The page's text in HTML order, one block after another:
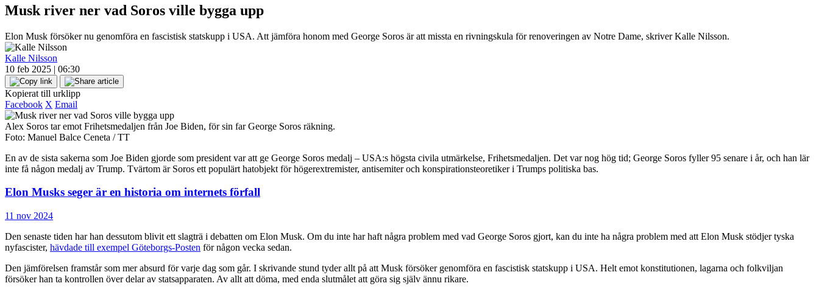
Musk river ner vad Soros ville bygga upp
Elon Musk försöker nu genomföra en fascistisk statskupp i USA. Att jämföra honom med George Soros är att missta en rivningskula för renoveringen av Notre Dame, skriver Kalle Nilsson.
Kalle Nilsson
10 feb 2025 | 06:30
Kopierat till urklipp
Facebook X Email
Alex Soros tar emot Frihetsmedaljen från Joe Biden, för sin far George Soros räkning.
Foto: Manuel Balce Ceneta / TT
En av de sista sakerna som Joe Biden gjorde som president var att ge George Soros medalj – USA:s högsta civila utmärkelse, Frihetsmedaljen. Det var nog hög tid; George Soros fyller 95 senare i år, och han lär
inte få någon medalj av Trump. Tvärtom är Soros ett populärt hatobjekt för högerextremister, antisemiter och konspirationsteoretiker i Trumps politiska bas.
Elon Musks seger är en historia om internets förfall
11 nov 2024
Den senaste tiden har han dessutom blivit ett slagträ i debatten om Elon Musk. Om du inte har haft några problem med vad George Soros gjort, kan du inte ha några problem med att Elon Musk stödjer tyska
nyfascister, hävdade till exempel Göteborgs-Posten för någon vecka sedan.
Den jämförelsen framstår som mer absurd för varje dag som går. I skrivande stund tyder allt på att Musk försöker genomföra en fascistisk statskupp i USA. Helt emot konstitutionen, lagarna och folkviljan
försöker han ta kontrollen över delar av statsapparaten. Av allt att döma, med enda slutmålet att göra sig själv ännu rikare.